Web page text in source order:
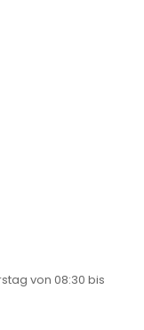
von 08:30 bis